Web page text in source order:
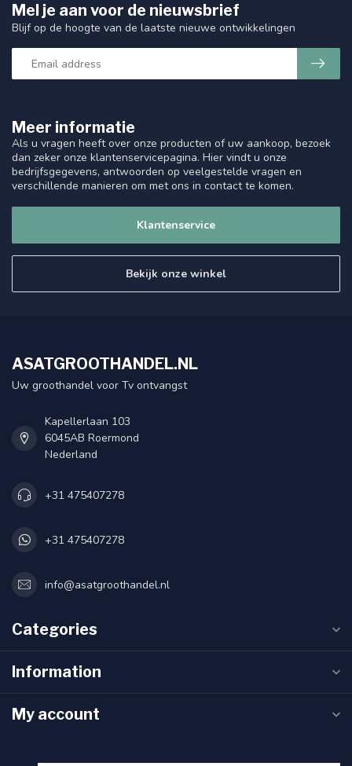
Meer informatie
Als u vragen heeft over onze producten of uw aankoop, bezoek
dan zeker onze klantenservicepagina. Hier vindt u onze
bedrijfsgegevens, antwoorden op veelgestelde vragen en
verschillende manieren om met ons in contact te komen.
Klantenservice
Bekijk onze winkel
Mel je aan voor de nieuwsbrief
Blijf op de hoogte van de laatste nieuwe ontwikkelingen
ASATGROOTHANDEL.NL
Uw groothandel voor Tv ontvangst
Kapellerlaan 103
6045AB Roermond
Nederland
+31 475407278
+31 475407278
info@asatgroothandel.nl
Categories
Information
My account